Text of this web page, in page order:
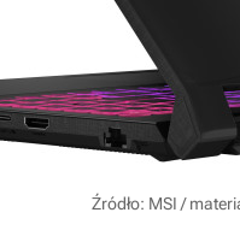
Źródło: MSI /